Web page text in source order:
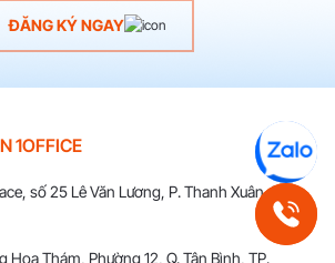
ĐĂNG KÝ NGAY
1OFFICE
số 25 Lê Văn Lương, P. Thanh Xuân, TP.
Hoa Thám, Phường 12, Q. Tân Bình, TP.